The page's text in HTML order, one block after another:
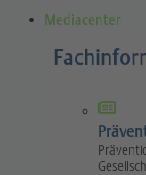
Mediacenter